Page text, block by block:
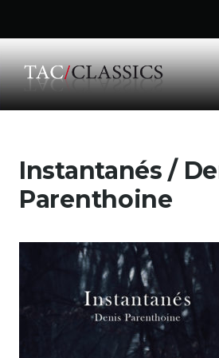
contenu
principalInstantanés /
Parenthoine